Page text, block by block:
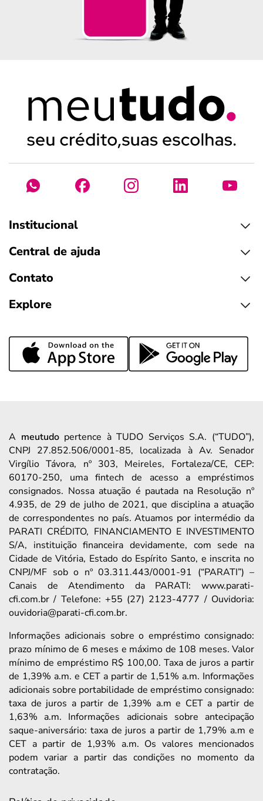
Institucional
Central de ajuda
Contato
Explore
A meutudopertence à TUDO Serviços S.A. (“TUDO”),
CNPJ 27.852.506/0001-85, localizada à Av. Senador
Virgílio Távora, nº 303, Meireles, Fortaleza/CE, CEP:
60170-250, uma fintech de acesso a empréstimos
consignados. Nossa atuação é pautada na Resolução nº
4.935, de 29 de julho de 2021, que disciplina a atuação
de correspondentes no país. Atuamos por intermédio da
PARATI CRÉDITO, FINANCIAMENTO E INVESTIMENTO
S/A, instituição financeira devidamente, com sede na
Cidade de Vitória, Estado do Espírito Santo, e inscrita no
CNPJ/MF sob o nº 03.311.443/0001-91 (“PARATI”) –
Canais de Atendimento da PARATI: www.parati-
cfi.com.br / Telefone: +55 (27) 2123-4777 / Ouvidoria:
ouvidoria@parati-cfi.com.br.
Informações adicionais sobre o empréstimo consignado:
prazo mínimo de 6 meses e máximo de 108 meses. Valor
mínimo de empréstimo R$ 100,00. Taxa de juros a partir
de 1,39% a.m. e CET a partir de 1,51% a.m. Informações
adicionais sobre portabilidade de empréstimo consignado:
taxa de juros a partir de 1,39% a.m e CET a partir de
1,63% a.m. Informações adicionais sobre antecipação
saque-aniversário: taxa de juros a partir de 1,79% a.m e
CET a partir de 1,93% a.m. Os valores mencionados
podem variar a partir das condições no momento da
contratação.